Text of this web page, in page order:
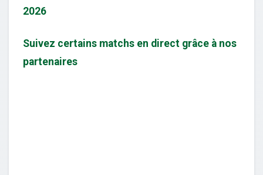
2026
Suivez certains matchs en direct grâce à nos
partenaires